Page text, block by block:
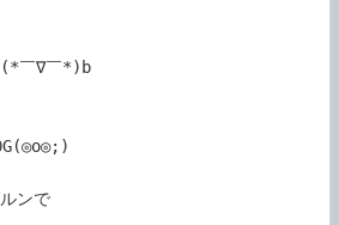
(*￣∇￣*)b
ンで